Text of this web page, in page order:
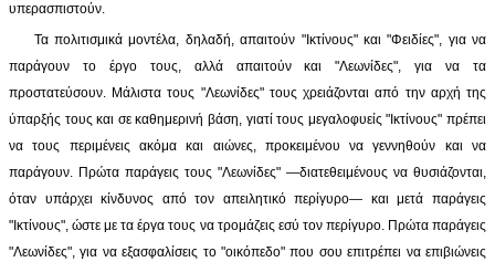
υπερασπιστούν.
Τα πολιτισμικά μοντέλα, δηλαδή, απαιτούν "Ικτίνους" και "Φειδίες", για να
παράγουν το έργο τους, αλλά απαιτούν και "Λεωνίδες", για να τα
προστατεύσουν. Μάλιστα τους "Λεωνίδες" τους χρειάζονται από την αρχή της
ύπαρξής τους και σε καθημερινή βάση, γιατί τους μεγαλοφυείς "Ικτίνους" πρέπει
να τους περιμένεις ακόμα και αιώνες, προκειμένου να γεννηθούν και να
παράγουν. Πρώτα παράγεις τους "Λεωνίδες" —διατεθειμένους να θυσιάζονται,
όταν υπάρχει κίνδυνος από τον απειλητικό περίγυρο— και μετά παράγεις
"Ικτίνους", ώστε με τα έργα τους να τρομάζεις εσύ τον περίγυρο. Πρώτα παράγεις
"Λεωνίδες", για να εξασφαλίσεις το "οικόπεδο" που σου επιτρέπει να επιβιώνεις